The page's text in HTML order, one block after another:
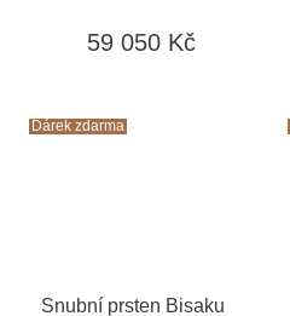
59 050 Kč
Dárek zdarma
Snubní prsten Bisaku